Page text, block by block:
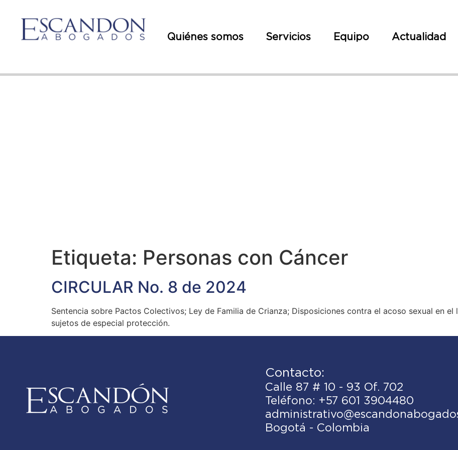
Quiénes somos Servicios Equipo Actualidad
Etiqueta: Personas con Cáncer
CIRCULAR No. 8 de 2024
Sentencia sobre Pactos Colectivos; Ley de Familia de Crianza; Disposiciones contra el acoso sexual en el
sujetos de especial protección.
Contacto:
Calle 87 # 10 - 93 Of. 702
Teléfono: +57 601 3904480
Bogotá - Colombia